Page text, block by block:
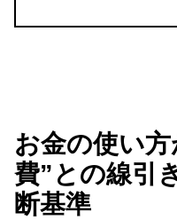
お金の使い
費”との線引
断基準